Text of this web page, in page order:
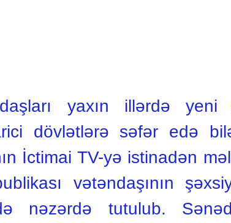
yaxın illərdə
dövlətlərə səfər edə
İctimai TV-yə istinadən
vətəndaşının
nəzərdə tutulub.